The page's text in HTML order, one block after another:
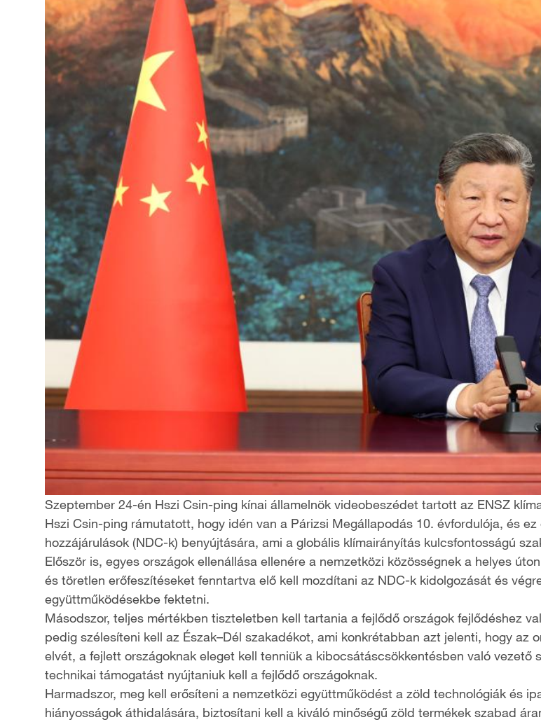
Szeptember 24-én Hszi Csin-ping kínai államelnök videobeszédet tartott az ENSZ
Hszi Csin-ping rámutatott, hogy idén van a Párizsi Megállapodás 10. évfordulója, és
hozzájárulások (NDC-k) benyújtására, ami a globális klímairányítás kulcsfontosságú
Először is, egyes országok ellenállása ellenére a nemzetközi közösségnek a helyes
és töretlen erőfeszítéseket fenntartva elő kell mozdítani az NDC-k kidolgozását és
együttműködésekbe fektetni.
Másodszor, teljes mértékben tiszteletben kell tartania a fejlődő országok fejlődéshez
pedig szélesíteni kell az Észak–Dél szakadékot, ami konkrétabban azt jelenti, hogy
elvét, a fejlett országoknak eleget kell tenniük a kibocsátáscsökkentésben való
technikai támogatást nyújtaniuk kell a fejlődő országoknak.
Harmadszor, meg kell erősíteni a nemzetközi együttműködést a zöld technológiák és
hiányosságok áthidalására, biztosítani kell a kiváló minőségű zöld termékek szabad